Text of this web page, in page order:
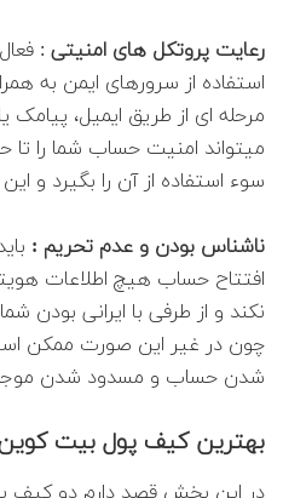
رعایت پروتکل های امنیتی :
استفاده از سرورهای ایمن به
مرحله ای از طریق ایمیل، پیامک
میتواند امنیت حساب شما را تا
سوء استفاده از آن را بگیرد و
ناشناس بودن و عدم تحریم :
افتتاح حساب هیچ اطلاعات
نکند و از طرفی با ایرانی بودن
چون در غیر این صورت ممکن
شدن حساب و مسدود شدن
بهترین کیف پول بیت کوین